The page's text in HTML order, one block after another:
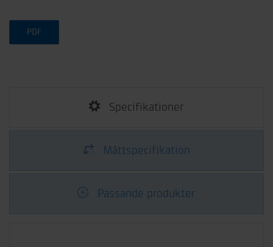
PDF
Specifikationer
Måttspecifikation
Passande produkter